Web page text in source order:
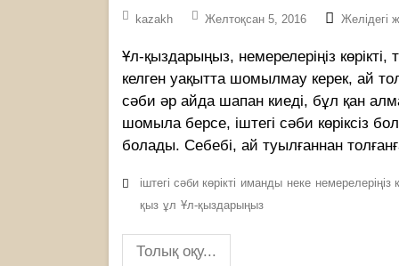
kazakh Желтоқсан 5, 2016 Желідегі
Ұл-қыздарыңыз, немерелеріңіз
келген уақытта шомылмау керек, ай
сəби əр айда шапан киеді, бұл қан
шомыла берсе, іштегі сəби көріксіз
болады. Себебі, ай туылғаннан
іштегі сəби көрікті иманды неке немерелеріңіз
қыз ұл Ұл-қыздарыңыз
Толық оқу...